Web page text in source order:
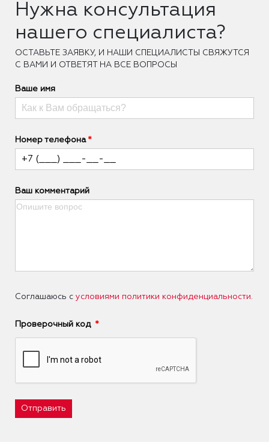
Нужна консультация
нашего специалиста?
ОCТАВЬТЕ ЗАЯВКУ, И НАШИ СПЕЦИАЛИСТЫ СВЯЖУТСЯ
С ВАМИ И ОТВЕТЯТ НА ВСЕ ВОПРОСЫ
Ваше имя
Номер телефона
Ваш комментарий
Соглашаюсь с условиями политики конфиденциальности.
Проверочный код
Отправить